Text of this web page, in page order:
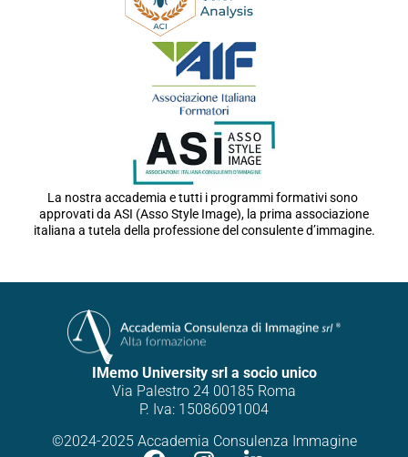
La nostra accademia e tutti i programmi formativi sono
approvati da ASI (Asso Style Image), la prima associazione
italiana a tutela della professione del consulente d’immagine.
IMemo University srl a socio unico
Via Palestro 24 00185 Roma
P. Iva: 15086091004
©2024-2025 Accademia Consulenza Immagine